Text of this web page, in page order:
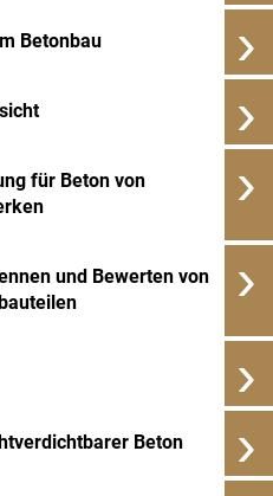
Betonbau ›
›
für Beton von
›
und Bewerten von
›
›
Beton ›